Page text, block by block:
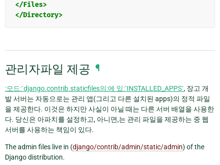
</Files>
</Directory>
관리자파일 제공 ¶
:모드:`django.contrib.staticfiles의:에 있:`INSTALLED_APPS`, 장고 개
발 서버는 자동으로는 관리 앱(그리고 다른 설치된 apps)의 정적 파일
을 제공한다. 이것은 하지만 사실이 아닐 때는 다른 서버 배열을 사용한
다. 당신은 아파치를 설정하고, 아니면,는 관리 파일을 제공하는 중 웹
서버를 사용하는 책임이 있다.
The admin files live in (django/contrib/admin/static/admin) of the
Django distribution.